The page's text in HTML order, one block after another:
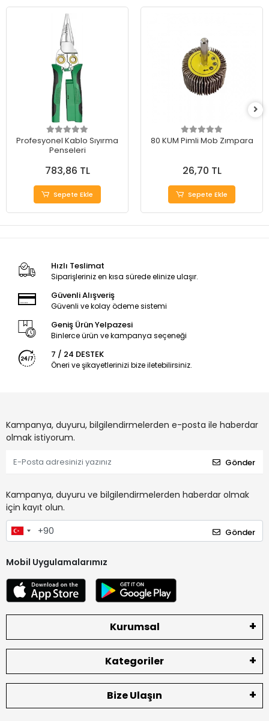
Profesyonel Kablo Sıyırma
Penseleri
783,86 TL
Sepete Ekle
80 KUM Pimli Mob Zımpara
26,70 TL
Sepete Ekle
Hızlı Teslimat
Siparişleriniz en kısa sürede elinize ulaşır.
Güvenli Alışveriş
Güvenli ve kolay ödeme sistemi
Geniş Ürün Yelpazesi
Binlerce ürün ve kampanya seçeneği
7 / 24 DESTEK
Öneri ve şikayetlerinizi bize iletebilirsiniz.
Kampanya, duyuru, bilgilendirmelerden e-posta ile haberdar
olmak istiyorum.
Gönder
Kampanya, duyuru ve bilgilendirmelerden haberdar olmak
için kayıt olun.
Gönder
Mobil Uygulamalarımız
Kurumsal
Kategoriler
Bize Ulaşın